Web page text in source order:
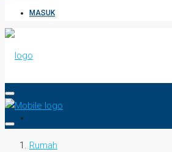
MASUK
Rumah